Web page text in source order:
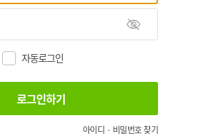
자동로그인
아이디 · 비밀번호 찾기